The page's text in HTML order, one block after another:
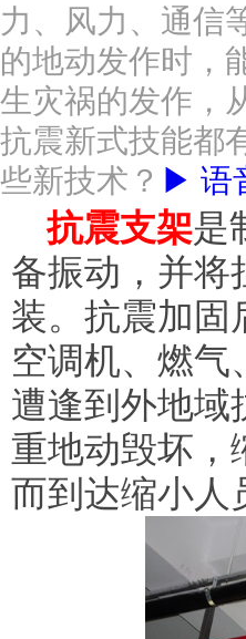
力、风力、通信
的地动发作时，
生灾祸的发作，
抗震新式技能都
些新技术？ ▶ 语
抗震支架是
备振动，并将
装。抗震加固
空调机、燃气
遭逢到外地域
重地动毁坏，
而到达缩小人